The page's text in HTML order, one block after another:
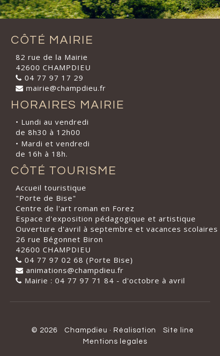
CÔTÉ MAIRIE
82 rue de la Mairie
42600 CHAMPDIEU
04 77 97 17 29
mairie@champdieu.fr
HORAIRES MAIRIE
• Lundi au vendredi
de 8h30 à 12h00
• Mardi et vendredi
de 16h à 18h.
CÔTÉ TOURISME
Accueil touristique
"Porte de Bise"
Centre de l'art roman en Forez
Espace d'exposition pédagogique et artistique
Ouverture d'avril à septembre et vacances scolaires
26 rue Bégonnet Biron
42600 CHAMPDIEU
04 77 97 02 68 (Porte Bise)
animations@champdieu.fr
Mairie : 04 77 97 71 84 - d'octobre à avril
© 2026 Champdieu · Réalisation
Site line
Mentions legales